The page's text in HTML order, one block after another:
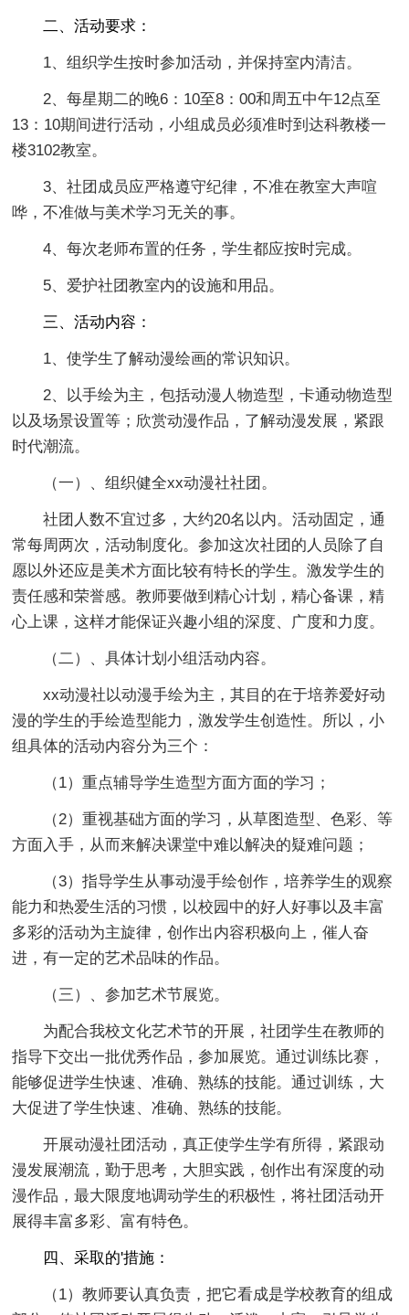
二、活动要求：
1、组织学生按时参加活动，并保持室内清洁。
2、每星期二的晚6：10至8：00和周五中午12点至
13：10期间进行活动，小组成员必须准时到达科教楼一
楼3102教室。
3、社团成员应严格遵守纪律，不准在教室大声喧
哗，不准做与美术学习无关的事。
4、每次老师布置的任务，学生都应按时完成。
5、爱护社团教室内的设施和用品。
三、活动内容：
1、使学生了解动漫绘画的常识知识。
2、以手绘为主，包括动漫人物造型，卡通动物造型
以及场景设置等；欣赏动漫作品，了解动漫发展，紧跟
时代潮流。
（一）、组织健全xx动漫社社团。
社团人数不宜过多，大约20名以内。活动固定，通
常每周两次，活动制度化。参加这次社团的人员除了自
愿以外还应是美术方面比较有特长的学生。激发学生的
责任感和荣誉感。教师要做到精心计划，精心备课，精
心上课，这样才能保证兴趣小组的深度、广度和力度。
（二）、具体计划小组活动内容。
xx动漫社以动漫手绘为主，其目的在于培养爱好动
漫的学生的手绘造型能力，激发学生创造性。所以，小
组具体的活动内容分为三个：
（1）重点辅导学生造型方面方面的学习；
（2）重视基础方面的学习，从草图造型、色彩、等
方面入手，从而来解决课堂中难以解决的疑难问题；
（3）指导学生从事动漫手绘创作，培养学生的观察
能力和热爱生活的习惯，以校园中的好人好事以及丰富
多彩的活动为主旋律，创作出内容积极向上，催人奋
进，有一定的艺术品味的作品。
（三）、参加艺术节展览。
为配合我校文化艺术节的开展，社团学生在教师的
指导下交出一批优秀作品，参加展览。通过训练比赛，
能够促进学生快速、准确、熟练的技能。通过训练，大
大促进了学生快速、准确、熟练的技能。
开展动漫社团活动，真正使学生学有所得，紧跟动
漫发展潮流，勤于思考，大胆实践，创作出有深度的动
漫作品，最大限度地调动学生的积极性，将社团活动开
展得丰富多彩、富有特色。
四、采取的'措施：
（1）教师要认真负责，把它看成是学校教育的组成